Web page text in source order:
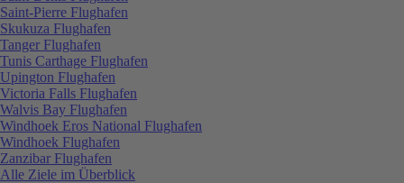
Saint-Pierre Flughafen
Skukuza Flughafen
Tanger Flughafen
Tunis Carthage Flughafen
Upington Flughafen
Victoria Falls Flughafen
Walvis Bay Flughafen
Windhoek Eros National Flughafen
Windhoek Flughafen
Zanzibar Flughafen
Alle Ziele im Überblick